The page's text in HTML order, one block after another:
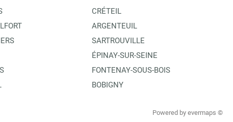
CRÉTEIL
ARGENTEUIL
SARTROUVILLE
ÉPINAY-SUR-SEINE
FONTENAY-SOUS-BOIS
BOBIGNY
Powered by evermaps ©